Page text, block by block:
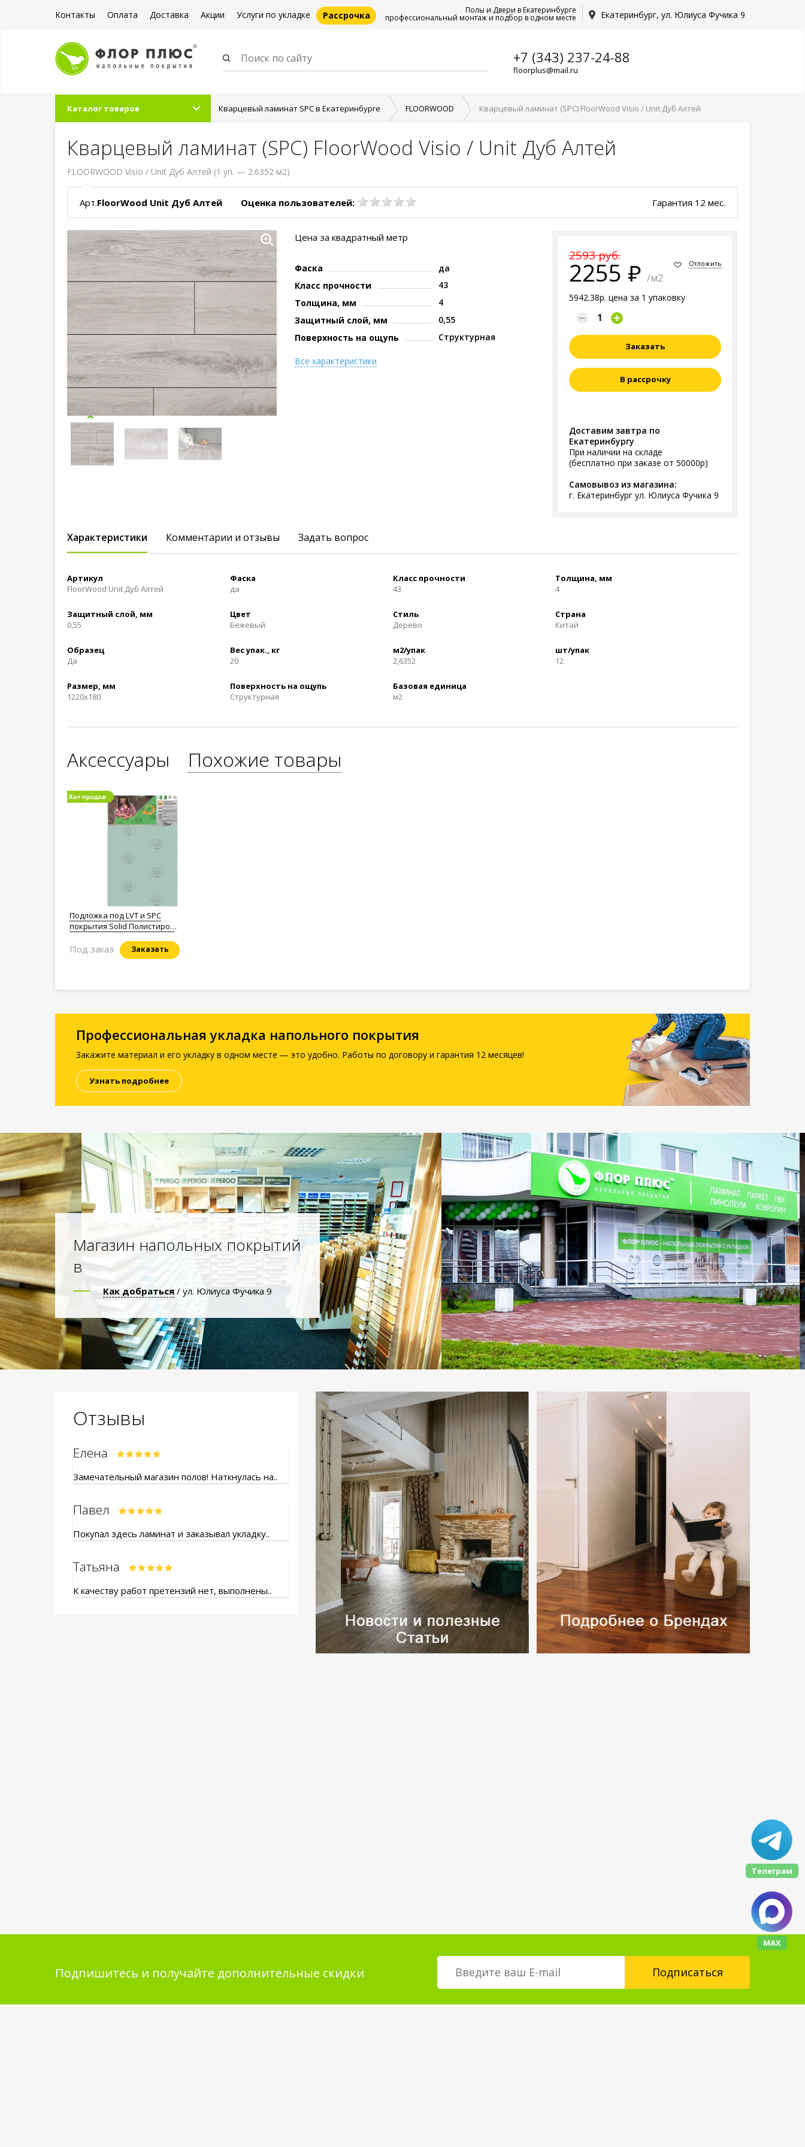
Контакты Оплата Доставка Акции Услуги по укладке Рассрочка Екатеринбург, ул. Юлиуса Фучика 9
Полы и Двери в Екатеринбурге
профессиональный монтаж и подбор в одном месте
+7 (343) 237-24-88
floorplus@mail.ru
Каталог товаров Кварцевый ламинат SPC в Екатеринбурге FLOORWOOD Кварцевый ламинат (SPC) FloorWood Visio / Unit Дуб Алтей
Кварцевый ламинат (SPC) FloorWood Visio / Unit Дуб Алтей
FLOORWOOD Visio / Unit Дуб Алтей (1 уп. — 2.6352 м2)
Арт.FloorWood Unit Дуб Алтей Оценка пользователей: Гарантия 12 мес.
2593 руб.
2255 /м2
5942.38р. цена за 1 упаковку
Отложить
Заказать
В рассрочку
Доставим завтра по
Екатеринбургу
При наличии на складе
(бесплатно при заказе от 50000р)
Самовывоз из магазина:
г. Екатеринбург ул. Юлиуса Фучика 9
Цена за квадратный метр
Фаска
да
Класс прочности
43
Толщина, мм
4
Защитный слой, мм
0,55
Поверхность на ощупь
Структурная
Все характеристики
Характеристики Комментарии и отзывы Задать вопрос
Артикул
FloorWood Unit Дуб Алтей
Фаска
да
Класс прочности
43
Толщина, мм
4
Защитный слой, мм
0,55
Цвет
Бежевый
Стиль
Дерево
Страна
Китай
Образец
Да
Вес упак., кг
20
м2/упак
2,6352
шт/упак
12
Размер, мм
1220х180
Поверхность на ощупь
Структурная
Базовая единица
м2
Аксессуары Похожие товары
Подложка под LVT и SPC
покрытия Solid Полистирол
Заказать
Под заказ
Профессиональная укладка напольного покрытия
Закажите материал и его укладку в одном месте — это удобно. Работы по договору и гарантия 12 месяцев!
Узнать подробнее
Магазин напольных покрытий
в
Как добраться / ул. Юлиуса Фучика 9
Отзывы
Елена
Замечательный магазин полов! Наткнулась на..
Павел
Покупал здесь ламинат и заказывал укладку..
Татьяна
К качеству работ претензий нет, выполнены..
Подпишитесь и получайте дополнительные скидки
Телеграм
МАХ